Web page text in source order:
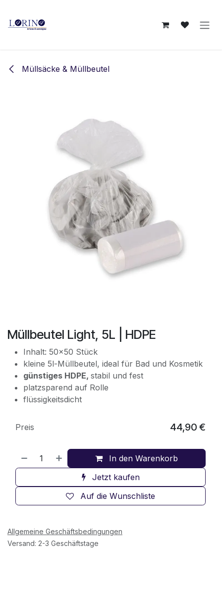
Müllsäcke & Müllbeutel
Müllbeutel Light, 5L | HDPE
Inhalt: 50x50 Stück
kleine 5l-Müllbeutel, ideal für Bad und Kosmetik
günstiges HDPE, stabil und fest
platzsparend auf Rolle
flüssigkeitsdicht
In den Warenkorb
Jetzt kaufen
Auf die Wunschliste
Preis 44,90 €
Allgemeine Geschäftsbedingungen
Versand: 2-3 Geschäftstage